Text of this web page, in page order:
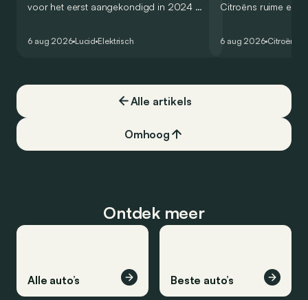
voor het eerst aangekondigd in 2024 en
constructeur vervoegen.
6 aug 2026 Lucid Elektrisch
Citroëns ruime en
dat ook gelukt?
6 aug 2026 Citroën
Alle artikels
Omhoog
Ontdek meer
Alle auto’s Beste auto’s